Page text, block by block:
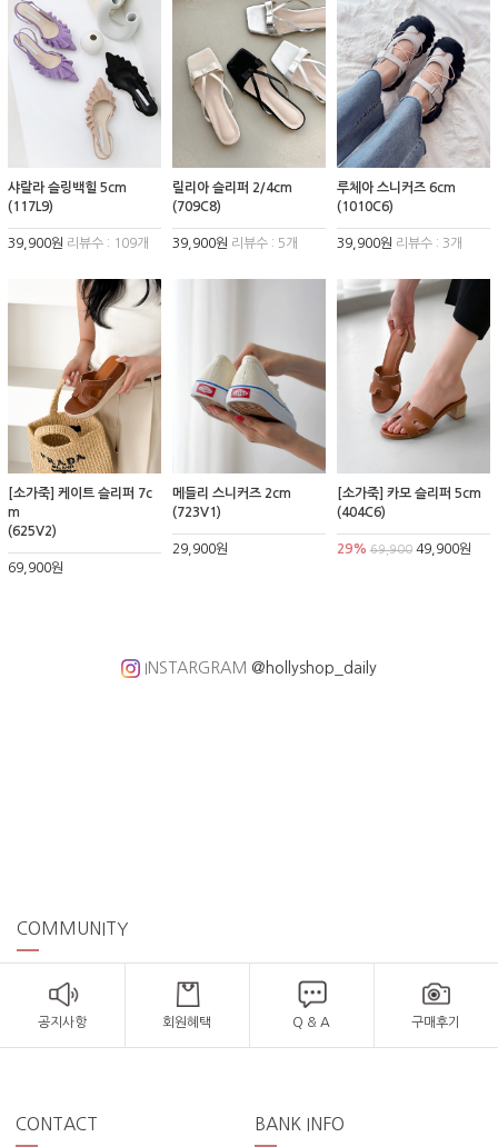
샤랄라 슬링백힐 5cm
(117L9)
39,900원 리뷰수 : 109개
릴리아 슬리퍼 2/4cm
(709C8)
39,900원 리뷰수 : 5개
루체아 스니커즈 6cm
(1010C6)
39,900원 리뷰수 : 3개
[소가죽] 케이트 슬리퍼 7c
m
(625V2)
69,900원
메들리 스니커즈 2cm
(723V1)
29,900원
[소가죽] 카모 슬리퍼 5cm
(404C6)
29% 69,90049,900원
INSTARGRAM @hollyshop_daily
COMMUNITY
공지사항 회원혜택 Q & A 구매후기
CONTACT BANK INFO